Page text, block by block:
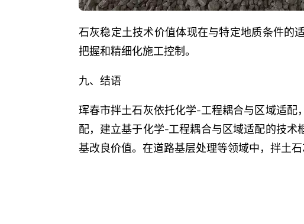
石灰稳定土技术价值体现在与特定地质条件的
把握和精细化施工控制。
九、结语
珲春市拌土石灰依托化学-工程耦合与区域适
配，建立基于化学-工程耦合与区域适配的技
基改良价值。在道路基层处理等领域中，拌土